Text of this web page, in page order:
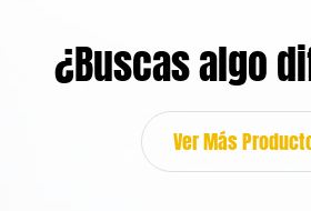
¿Buscas algo
Ver Más